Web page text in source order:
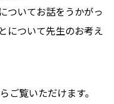
ついてお話をうかがっ
について先生のお考え
ご覧いただけます。